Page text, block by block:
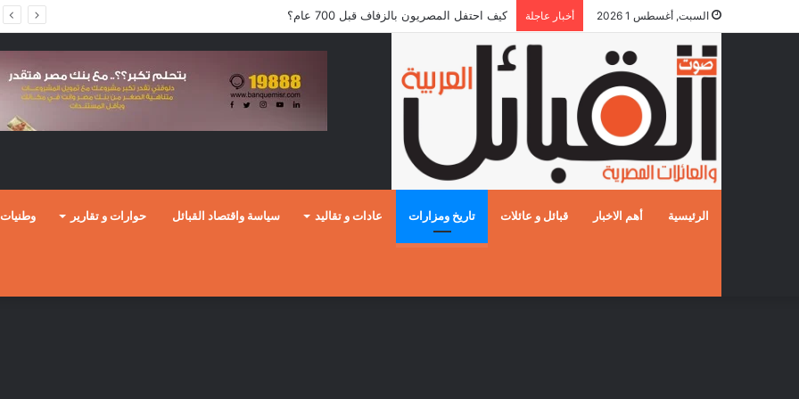
السبت, أغسطس 1 2026 أخبار عاجلة كيف احتفل المصريون بالزفاف قبل 700 عام؟
الرئيسية أهم الاخبار قبائل و عائلات تاريخ ومزارات عادات و تقاليد سياسة واقتصاد القبائل حوارات و تقارير وطنيات